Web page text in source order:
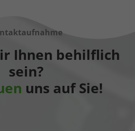
Ihnen behilflich
sein?
uns auf Sie!